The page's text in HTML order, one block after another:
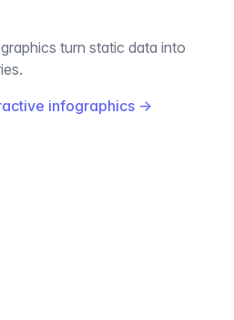
turn static data into
infographics →